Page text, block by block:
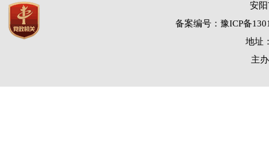
安
备案编号：豫ICP备
地址
主